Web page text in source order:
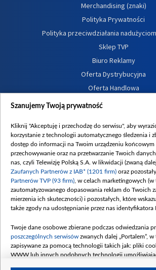
Merchandising (znaki)
Polityka Prywatności
Polityka przeciwdziałania
Sklep TVP
Biuro Reklamy
Oferta Dystrybucyjna
Oferta Handlowa
Dostępność
Procedura zgłoszeń
Szanujemy Twoją prywatność
Kliknij "Akceptuję i przechodzę do serwisu", aby
korzystanie z technologii automatycznego śledzenia i
dostęp do informacji na Twoim urządzeniu końcowym
przechowywanie oraz na przetwarzanie Twoich
nas, czyli Telewizję Polską S.A. w likwidacji (zwaną dalej
Zaufanych Partnerów z IAB* (1201 firm) oraz
Partnerów TVP (93 firm) , w celach marketingowych
zautomatyzowanego dopasowania reklam do Twoich
mierzenia ich skuteczności) i pozostałych, które
także zgody na udostępnianie przez nas identyfikatora
Twoje dane osobowe zbierane podczas odwiedzania
poszczególnych serwisów zwanych dalej „Portalem”,
zapisywane za pomocą technologii takich jak: pliki
WWW lub innych podobnych technologii